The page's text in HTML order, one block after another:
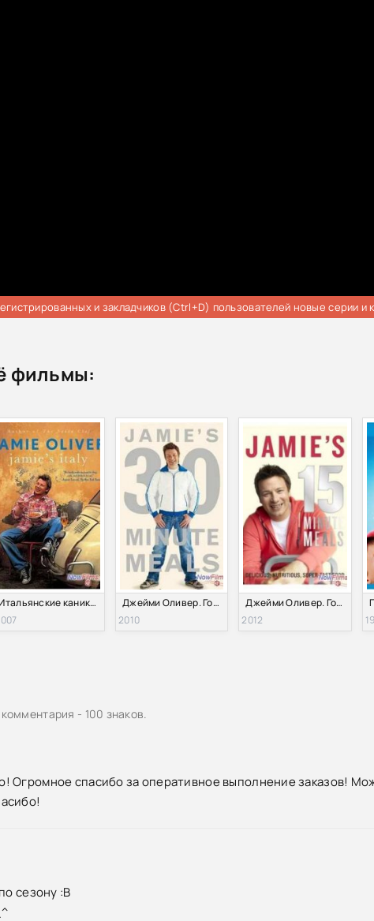
и закладчиков (Ctrl+D) пользователей новые серии и
фильмы:
Итальянские каникулы с Джейми Оливером (2007)
Джейми Оливер. Готовим за 30 минут (2010) 1,2 Сезон Все серии
2010
Джейми Оливер. Готовим за 15 минут (2012) Все серии
2012
- 100 знаков.
Огромное спасибо за оперативное выполнение заказов!
сезону :В